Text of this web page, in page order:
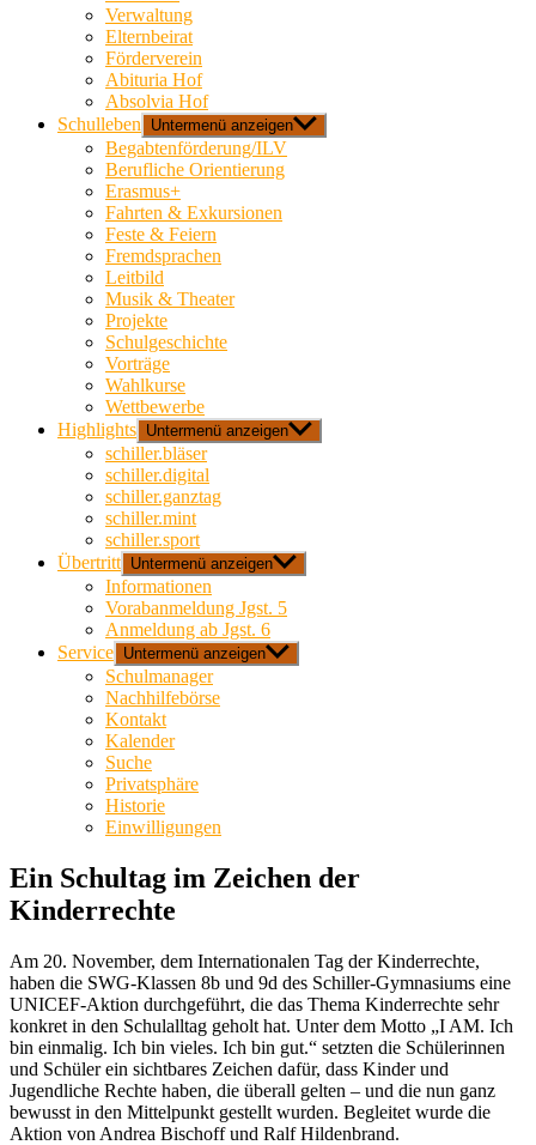
Verwaltung
Elternbeirat
Förderverein
Abituria Hof
Absolvia Hof
Schulleben
Untermenü anzeigen
Begabtenförderung/ILV
Berufliche Orientierung
Erasmus+
Fahrten & Exkursionen
Feste & Feiern
Fremdsprachen
Leitbild
Musik & Theater
Projekte
Schulgeschichte
Vorträge
Wahlkurse
Wettbewerbe
Highlights Untermenü anzeigen
schiller.bläser
schiller.digital
schiller.ganztag
schiller.mint
schiller.sport
Übertritt Untermenü anzeigen
Informationen
Vorabanmeldung Jgst. 5
Anmeldung ab Jgst. 6
Service Untermenü anzeigen
Schulmanager
Nachhilfebörse
Kontakt
Kalender
Suche
Privatsphäre
Historie
Einwilligungen
Ein Schultag im Zeichen der
Kinderrechte
Am 20. November, dem Internationalen Tag der Kinderrechte,
haben die SWG-Klassen 8b und 9d des Schiller-Gymnasiums eine
UNICEF-Aktion durchgeführt, die das Thema Kinderrechte sehr
konkret in den Schulalltag geholt hat. Unter dem Motto „I AM. Ich
bin einmalig. Ich bin vieles. Ich bin gut.“ setzten die Schülerinnen
und Schüler ein sichtbares Zeichen dafür, dass Kinder und
Jugendliche Rechte haben, die überall gelten – und die nun ganz
bewusst in den Mittelpunkt gestellt wurden. Begleitet wurde die
Aktion von Andrea Bischoff und Ralf Hildenbrand.